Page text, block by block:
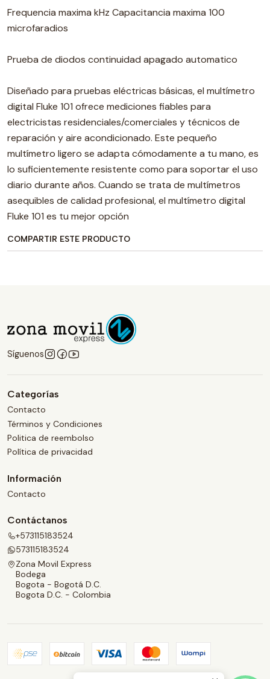
Frequencia maxima kHz Capacitancia maxima 100
microfaradios
Prueba de diodos continuidad apagado automatico
Diseñado para pruebas eléctricas básicas, el multímetro
digital Fluke 101 ofrece mediciones fiables para
electricistas residenciales/comerciales y técnicos de
reparación y aire acondicionado. Este pequeño
multímetro ligero se adapta cómodamente a tu mano, es
lo suficientemente resistente como para soportar el uso
diario durante años. Cuando se trata de multímetros
asequibles de calidad profesional, el multímetro digital
Fluke 101 es tu mejor opción
COMPARTIR ESTE PRODUCTO
Síguenos
Categorías
Contacto
Términos y Condiciones
Politica de reembolso
Política de privacidad
Información
Contacto
Contáctanos
+573115183524
573115183524
Zona Movil Express
Bodega
Bogota - Bogotá D.C.
Bogota D.C. - Colombia